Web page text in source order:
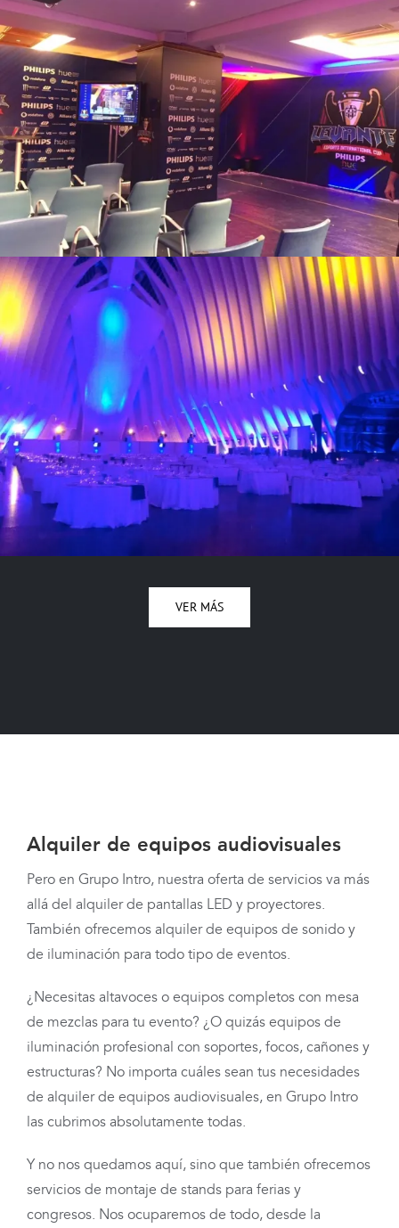
VER MÁS
Alquiler de equipos audiovisuales
Pero en Grupo Intro, nuestra oferta de servicios va más
allá del alquiler de pantallas LED y proyectores.
También ofrecemos alquiler de equipos de sonido y
de iluminación para todo tipo de eventos.
¿Necesitas altavoces o equipos completos con mesa
de mezclas para tu evento? ¿O quizás equipos de
iluminación profesional con soportes, focos, cañones y
estructuras? No importa cuáles sean tus necesidades
de alquiler de equipos audiovisuales, en Grupo Intro
las cubrimos absolutamente todas.
Y no nos quedamos aquí, sino que también ofrecemos
servicios de montaje de stands para ferias y
congresos. Nos ocuparemos de todo, desde la